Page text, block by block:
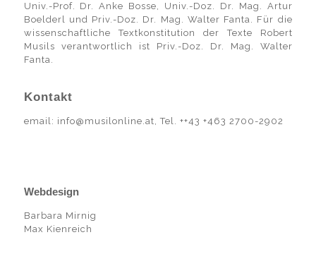
Univ.-Prof. Dr. Anke Bosse, Univ.-Doz. Dr. Mag. Artur
Boelderl und Priv.-Doz. Dr. Mag. Walter Fanta. Für die
wissenschaftliche Textkonstitution der Texte Robert
Musils verantwortlich ist Priv.-Doz. Dr. Mag. Walter
Fanta.
Kontakt
email: info@musilonline.at, Tel. ++43 +463 2700-2902
Webdesign
Barbara Mirnig
Max Kienreich